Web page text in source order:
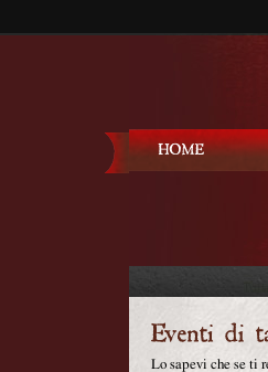
Lo sapevi che se ti